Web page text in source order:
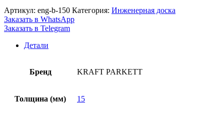
Артикул: eng-b-150 Категория: Инженерная доска
Заказать в WhatsApp
Заказать в Telegram
Детали
Бренд KRAFT PARKETT
Толщина (мм) 15